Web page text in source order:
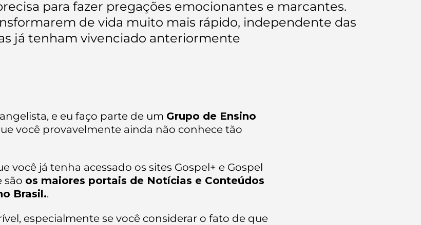
para fazer pregações emocionantes e marcantes.
de vida muito mais rápido, independente das
já tenham vivenciado anteriormente
e eu faço parte de um Grupo de Ensino
você provavelmente ainda não conhece tão
você já tenha acessado os sites Gospel+ e Gospel
são os maiores portais de Notícias e Conteúdos
Brasil..
especialmente se você considerar o fato de que